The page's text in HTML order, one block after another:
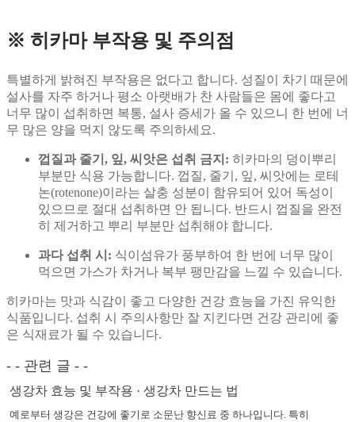
※ 히카마 부작용 및 주의점
특별하게 밝혀진 부작용은 없다고 합니다. 성질이 차기 때문에
설사를 자주 하거나 평소 아랫배가 찬 사람들은 몸에 좋다고
너무 많이 섭취하면 복통, 설사 증세가 올 수 있으니 한 번에 너
무 많은 양을 먹지 않도록 주의하세요.
껍질과 줄기, 잎, 씨앗은 섭취 금지: 히카마의 덩이뿌리
부분만 식용 가능합니다. 껍질, 줄기, 잎, 씨앗에는 로테
논(rotenone)이라는 살충 성분이 함유되어 있어 독성이
있으므로 절대 섭취하면 안 됩니다. 반드시 껍질을 완전
히 제거하고 뿌리 부분만 섭취해야 합니다.
과다 섭취 시: 식이섬유가 풍부하여 한 번에 너무 많이
먹으면 가스가 차거나 복부 팽만감을 느낄 수 있습니다.
히카마는 맛과 식감이 좋고 다양한 건강 효능을 가진 유익한
식품입니다. 섭취 시 주의사항만 잘 지킨다면 건강 관리에 좋
은 식재료가 될 수 있습니다.
- - 관련 글 - -
생강차 효능 및 부작용 · 생강차 만드는 법
예로부터 생강은 건강에 좋기로 소문난 향신료 중 하나입니다. 특히